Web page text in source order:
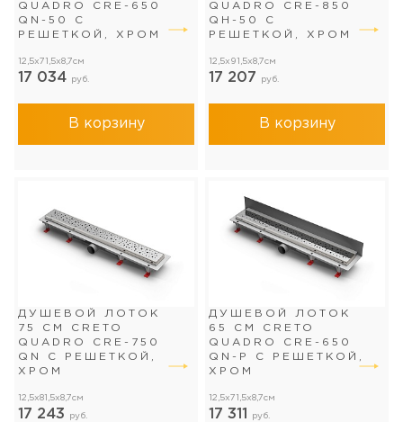
QUADRO CRE-650
QN-50 С
РЕШЕТКОЙ, ХРОМ
12,5x71,5x8,7см
17 034 руб.
В корзину
QUADRO CRE-850
QH-50 С
РЕШЕТКОЙ, ХРОМ
12,5x91,5x8,7см
17 207 руб.
В корзину
ДУШЕВОЙ ЛОТОК
75 СМ CRETO
QUADRO CRE-750
QN С РЕШЕТКОЙ,
ХРОМ
12,5x81,5x8,7см
17 243 руб.
ДУШЕВОЙ ЛОТОК
65 СМ CRETO
QUADRO CRE-650
QN-P С РЕШЕТКОЙ,
ХРОМ
12,5x71,5x8,7см
17 311 руб.